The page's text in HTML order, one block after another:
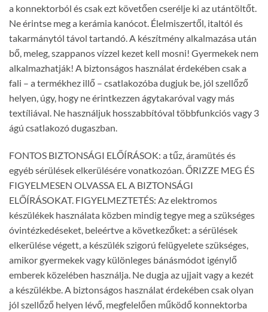
a konnektorból és csak ezt követően cserélje ki az utántöltőt.
Ne érintse meg a kerámia kanócot. Élelmiszertől, italtól és
takarmánytól távol tartandó. A készítmény alkalmazása után
bő, meleg, szappanos vízzel kezet kell mosni! Gyermekek nem
alkalmazhatják! A biztonságos használat érdekében csak a
fali – a termékhez illő – csatlakozóba dugjuk be, jól szellőző
helyen, úgy, hogy ne érintkezzen ágytakaróval vagy más
textíliával. Ne használjuk hosszabbítóval többfunkciós vagy 3
ágú csatlakozó dugaszban.
FONTOS BIZTONSÁGI ELŐÍRÁSOK: a tűz, áramütés és
egyéb sérülések elkerülésére vonatkozóan. ŐRIZZE MEG ÉS
FIGYELMESEN OLVASSA EL A BIZTONSÁGI
ELŐÍRÁSOKAT. FIGYELMEZTETÉS: Az elektromos
készülékek használata közben mindig tegye meg a szükséges
óvintézkedéseket, beleértve a következőket: a sérülések
elkerülése végett, a készülék szigorú felügyelete szükséges,
amikor gyermekek vagy különleges bánásmódot igénylő
emberek közelében használja. Ne dugja az ujjait vagy a kezét
a készülékbe. A biztonságos használat érdekében csak olyan
jól szellőző helyen lévő, megfelelően működő konnektorba